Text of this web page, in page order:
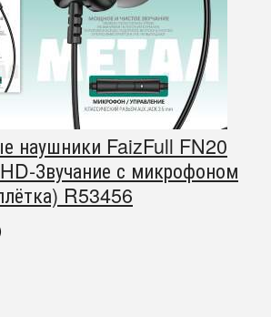
наушники FaizFull FN20
Звучание с микрофоном
R53456